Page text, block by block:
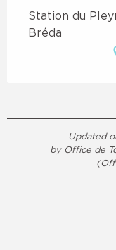
Station du
Bréda
Updated
by Office de